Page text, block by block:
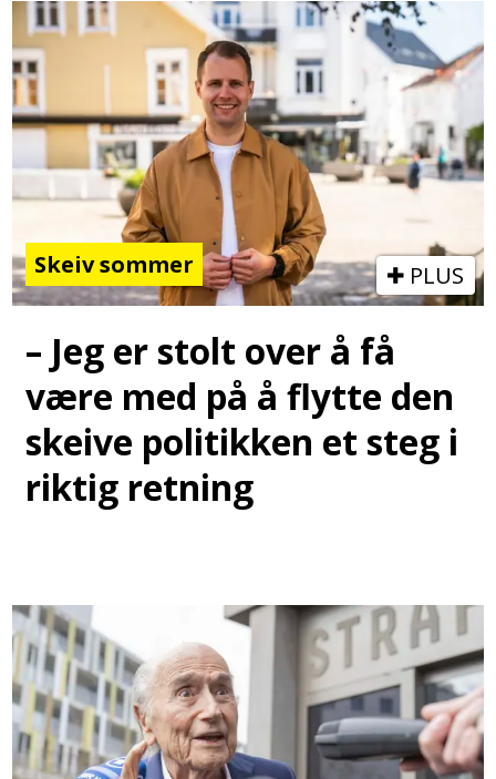
Skeiv sommer PLUS
– Jeg er stolt over å få
være med på å flytte den
skeive politikken et steg i
riktig retning